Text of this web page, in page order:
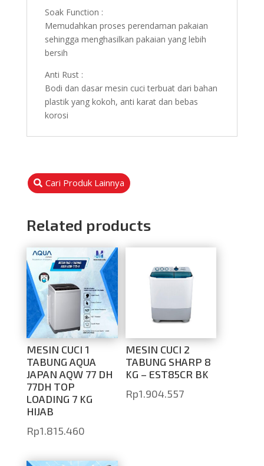
Soak Function :
Memudahkan proses perendaman pakaian
sehingga menghasilkan pakaian yang lebih
bersih
Anti Rust :
Bodi dan dasar mesin cuci terbuat dari bahan
plastik yang kokoh, anti karat dan bebas
korosi
Cari Produk Lainnya
Related products
MESIN CUCI 1
TABUNG AQUA
JAPAN AQW 77 DH
77DH TOP
LOADING 7 KG
HIJAB
Rp1.815.460
MESIN CUCI 2
TABUNG SHARP 8
KG – EST85CR BK
Rp1.904.557